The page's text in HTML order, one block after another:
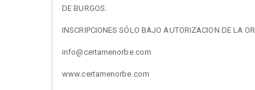
DE BURGOS.
INSCRIPCIONES SÓLO BAJO AUTORIZACION DE LA
info@certamenorbe.com
www.certamenorbe.com